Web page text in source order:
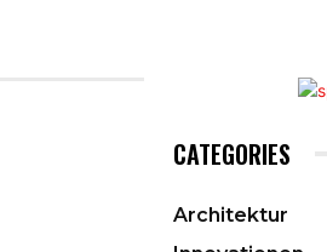
CATEGORIES
Architektur